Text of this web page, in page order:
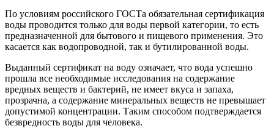
По условиям российского ГОСТа обязательная сертификация
воды проводится только для воды первой категории, то есть
предназначенной для бытового и пищевого применения. Это
касается как водопроводной, так и бутилированной воды.
Выданный сертификат на воду означает, что вода успешно
прошла все необходимые исследования на содержание
вредных веществ и бактерий, не имеет вкуса и запаха,
прозрачна, а содержание минеральных веществ не превышает
допустимой концентрации. Таким способом подтверждается
безвредность воды для человека.